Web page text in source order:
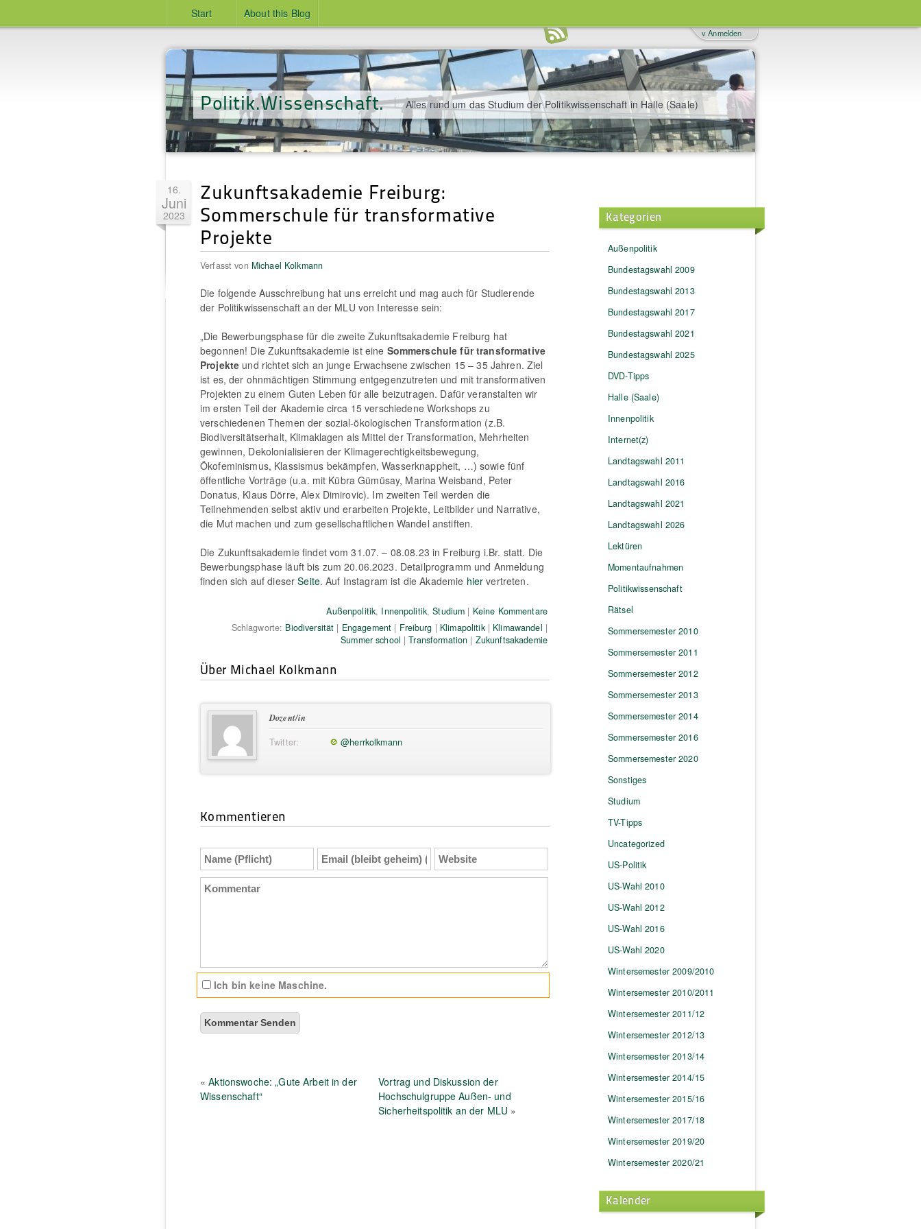
Start About this Blog
Politik.Wissenschaft. Alles rund um das Studium der Politikwissenschaft in Halle (Saale)
v Anmelden
16.
Juni
2023
Zukunftsakademie Freiburg:
Sommerschule für transformative
Projekte
Verfasst von Michael Kolkmann
Die folgende Ausschreibung hat uns erreicht und mag auch für Studierende
der Politikwissenschaft an der MLU von Interesse sein:
„Die Bewerbungsphase für die zweite Zukunftsakademie Freiburg hat
begonnen! Die Zukunftsakademie ist eine Sommerschule für transformative
Projekte und richtet sich an junge Erwachsene zwischen 15 – 35 Jahren. Ziel
ist es, der ohnmächtigen Stimmung entgegenzutreten und mit transformativen
Projekten zu einem Guten Leben für alle beizutragen. Dafür veranstalten wir
im ersten Teil der Akademie circa 15 verschiedene Workshops zu
verschiedenen Themen der sozial-ökologischen Transformation (z.B.
Biodiversitätserhalt, Klimaklagen als Mittel der Transformation, Mehrheiten
gewinnen, Dekolonialisieren der Klimagerechtigkeitsbewegung,
Ökofeminismus, Klassismus bekämpfen, Wasserknappheit, …) sowie fünf
öffentliche Vorträge (u.a. mit Kübra Gümüsay, Marina Weisband, Peter
Donatus, Klaus Dörre, Alex Dimirovic). Im zweiten Teil werden die
Teilnehmenden selbst aktiv und erarbeiten Projekte, Leitbilder und Narrative,
die Mut machen und zum gesellschaftlichen Wandel anstiften.
Die Zukunftsakademie findet vom 31.07. – 08.08.23 in Freiburg i.Br. statt. Die
Bewerbungsphase läuft bis zum 20.06.2023. Detailprogramm und Anmeldung
finden sich auf dieserSeite. Auf Instagram ist die Akademie hier vertreten.
Außenpolitik, Innenpolitik,Studium | Keine Kommentare
Schlagworte: Biodiversität | Engagement | Freiburg | Klimapolitik| Klimawandel |
Summer school |Transformation | Zukunftsakademie
Über Michael Kolkmann
Dozent/in
Twitter:
@herrkolkmann
Kommentieren
Name
(Pflicht)
Email
(bleibt
geheim)
Website
Kommentar
Ich bin keine Maschine.
Vortrag und Diskussion der
Hochschulgruppe Außen- und
Sicherheitspolitik an der MLU »
«Aktionswoche: „Gute Arbeit in der
Wissenschaft“
Kategorien
Außenpolitik
Bundestagswahl 2009
Bundestagswahl 2013
Bundestagswahl 2017
Bundestagswahl 2021
Bundestagswahl 2025
DVD-Tipps
Halle (Saale)
Innenpolitik
Internet(z)
Landtagswahl 2011
Landtagswahl 2016
Landtagswahl 2021
Landtagswahl 2026
Lektüren
Momentaufnahmen
Politikwissenschaft
Rätsel
Sommersemester 2010
Sommersemester 2011
Sommersemester 2012
Sommersemester 2013
Sommersemester 2014
Sommersemester 2016
Sommersemester 2020
Sonstiges
Studium
TV-Tipps
Uncategorized
US-Politik
US-Wahl 2010
US-Wahl 2012
US-Wahl 2016
US-Wahl 2020
Wintersemester 2009/2010
Wintersemester 2010/2011
Wintersemester 2011/12
Wintersemester 2012/13
Wintersemester 2013/14
Wintersemester 2014/15
Wintersemester 2015/16
Wintersemester 2017/18
Wintersemester 2019/20
Wintersemester 2020/21
Kalender